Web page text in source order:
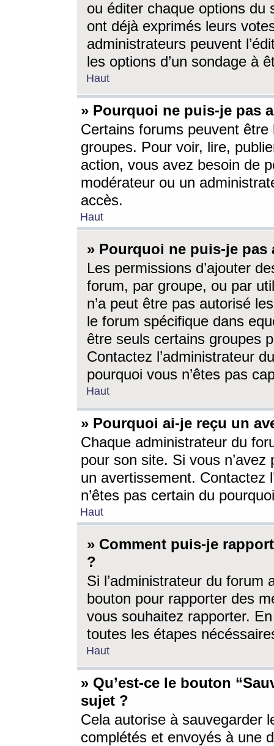
ou éditer chaque options du
ont déjà exprimés leurs
administrateurs peuvent
les options d’un sondage à
Haut
» Pourquoi ne puis-je pas
Certains forums peuvent être
groupes. Pour voir, lire,
action, vous avez besoin de
modérateur ou un
accès.
Haut
» Pourquoi ne puis-je
Les permissions d’ajouter
forum, par groupe, ou par
n’a peut être pas autorisé
le forum spécifique dans
être seuls certains groupes
Contactez l’administrateur
pourquoi vous n’êtes pas
Haut
» Pourquoi ai-je reçu un
Chaque administrateur du
pour son site. Si vous
un avertissement. Contactez
n’êtes pas certain du
Haut
» Comment puis-je
?
Si l’administrateur du forum
bouton pour rapporter des
vous souhaitez rapporter.
toutes les étapes
Haut
» Qu’est-ce le bouton
sujet ?
Cela autorise à sauvegarder
complétés et envoyés à une